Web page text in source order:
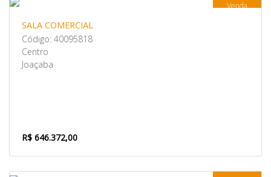
Venda
SALA COMERCIAL
Código: 40095818
Centro
Joaçaba
R$ 646.372,00